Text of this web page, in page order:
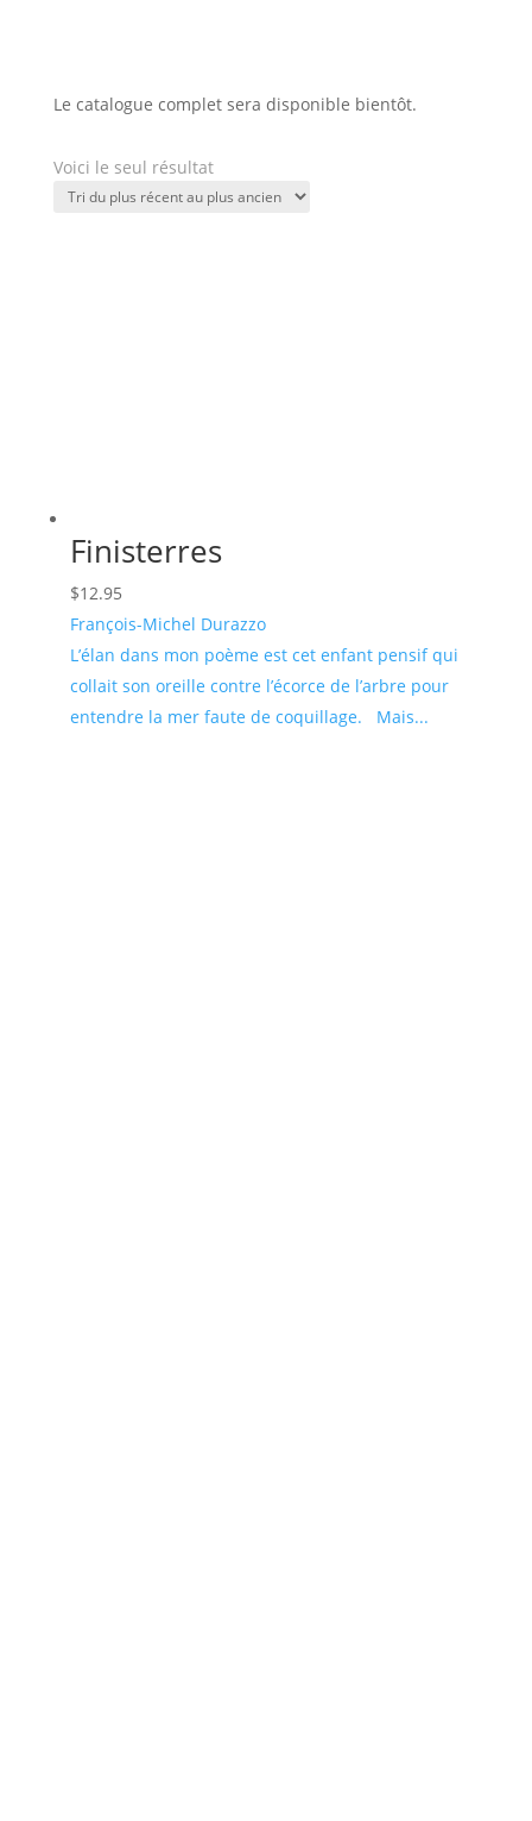
Le catalogue complet sera disponible bientôt.
Voici le seul résultat
Finisterres
$12.95
François-Michel Durazzo
L’élan dans mon poème est cet enfant pensif qui
collait son oreille contre l’écorce de l’arbre pour
entendre la mer faute de coquillage. Mais...